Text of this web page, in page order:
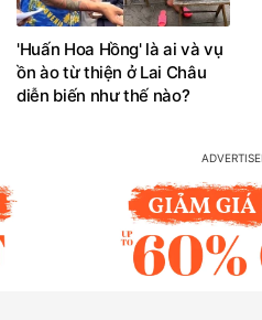
'Huấn Hoa Hồng' là ai và vụ
ồn ào từ thiện ở Lai Châu
diễn biến như thế nào?